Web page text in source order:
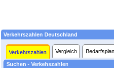
Verkehrszahlen Deutschland
Verkehrszahlen Vergleich
Suchen - Verkehszahlen